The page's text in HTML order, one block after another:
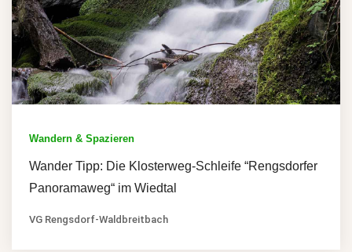
Wandern & Spazieren
Wander Tipp: Die Klosterweg-Schleife “Rengsdorfer
Panoramaweg“ im Wiedtal
VG Rengsdorf-Waldbreitbach